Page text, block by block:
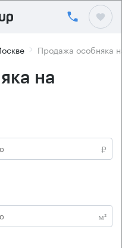
Продажа особняка
на
₽
м²